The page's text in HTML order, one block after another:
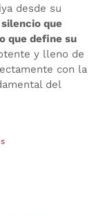
desde su
que
que define su
y lleno de
con la
del